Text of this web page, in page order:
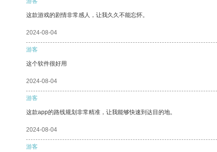
这款游戏的剧情非常感人，让我久久不能忘怀。
2024-08-04
游客
这个软件很好用
2024-08-04
游客
这款app的路线规划非常精准，让我能够快速到达目的地。
2024-08-04
游客